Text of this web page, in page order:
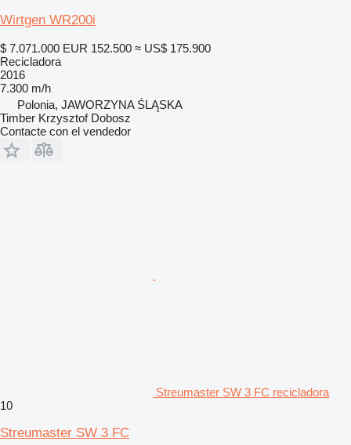
Wirtgen WR200i
$ 7.071.000 EUR 152.500 ≈ US$ 175.900
Recicladora
2016
7.300 m/h
Polonia, JAWORZYNA ŚLĄSKA
Timber Krzysztof Dobosz
Contacte con el vendedor
Streumaster SW 3 FC recicladora
10
Streumaster SW 3 FC